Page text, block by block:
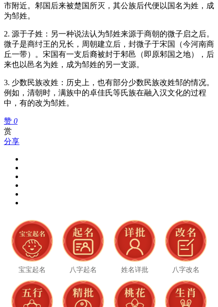
市附近。邾国后来被楚国所灭，其公族后代便以国名为姓，成
为邹姓。
2. 源于子姓：另一种说法认为邹姓来源于商朝的微子启之后。
微子是商纣王的兄长，周朝建立后，封微子于宋国（今河南商
丘一带）。宋国有一支后裔被封于邾邑（即原邾国之地），后
来也以邑名为姓，成为邹姓的另一支源。
3. 少数民族改姓：历史上，也有部分少数民族改姓邹的情况。
例如，清朝时，满族中的卓佳氏等氏族在融入汉文化的过程
中，有的改为邹姓。
赞 0
赏
分享
宝宝起名 八字起名 姓名详批 八字改名